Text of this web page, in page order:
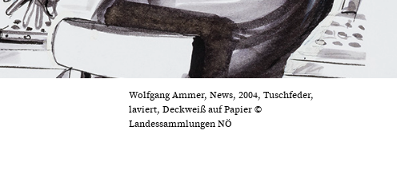
Wolfgang Ammer, News, 2004, Tuschfeder,
laviert, Deckweiß auf Papier ©
Landessammlungen NÖ